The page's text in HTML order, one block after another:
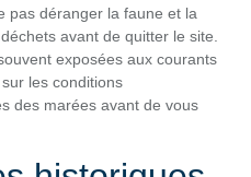
pas déranger la faune et la
avant de quitter le site.
exposées aux courants
les conditions
des marées avant de vous